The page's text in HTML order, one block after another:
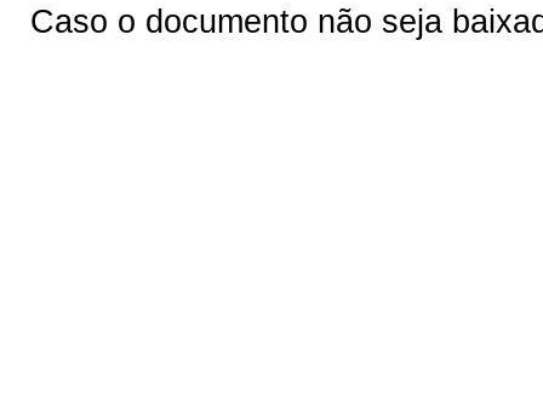
Caso o documento não seja